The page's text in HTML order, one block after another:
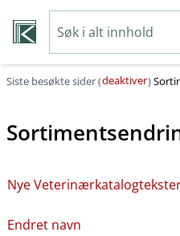
Siste besøkte sider (deaktiver)
Nye
Endret navn